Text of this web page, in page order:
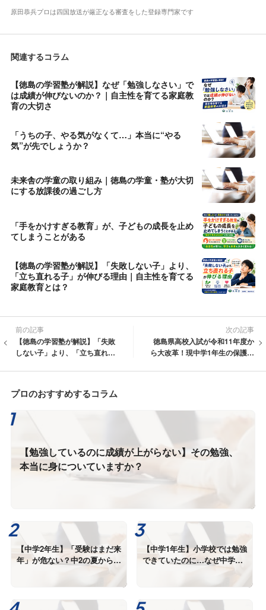
原田恭兵プロは四国放送が厳正なる審査をした登録専門家です
関連するコラム
【徳島の学習塾が解説】なぜ「勉強しなさい」で
は成績が伸びないのか？｜自主性を育てる家庭教
育の大切さ
「うちの子、やる気がなくて…」本当に“やる
気”が先でしょうか？
未来舎の学童の取り組み｜徳島の学童・塾が大切
にする放課後の過ごし方
「手をかけすぎる教育」が、子どもの成長を止め
てしまうことがある
【徳島の学習塾が解説】「失敗しない子」より、
「立ち直れる子」が伸びる理由｜自主性を育てる
家庭教育とは？
前の記事
【徳島の学習塾が解説】「失敗
しない子」より、「立ち直れる
てる家庭教育とは？
次の記事
徳島県高校入試が令和11年度か
ら大改革！現中学1年生の保護者
区域制」の変更と対策
プロのおすすめするコラム
【勉強しているのに成績が上がらない】その勉強、
本当に身についていますか？
【中学2年生】「受験はまだ来
年」が危ない？中2の夏から差
【中学1年生】小学校では勉強
できていたのに…なぜ中学生
になると成績が下がるのか？